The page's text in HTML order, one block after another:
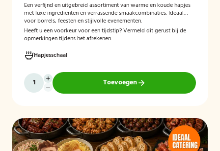
Een verfijnd en uitgebreid assortiment van warme en koude hapjes
met luxe ingrediënten en verrassende smaakcombinaties. Ideaal
voor borrels, feesten en stijlvolle evenementen.
Heeft u een voorkeur voor een tijdstip? Vermeld dit gerust bij de
opmerkingen tijdens het afrekenen.
Hapjesschaal
Toevoegen